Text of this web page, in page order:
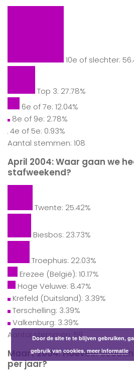
10e of slechter:
Top 3: 27.78%
6e of 7e: 12.04%
8e of 9e: 2.78%
4e of 5e: 0.93%
Aantal stemmen: 108
April 2004: Waar gaan we
stafweekend?
Twente: 25.42%
Biesbos: 23.73%
Troephuis: 22.03%
Erezee (België): 10.17%
Hoge Veluwe: 8.47%
Krefeld (Duitsland): 3.39%
Terschelling: 3.39%
Valkenburg: 3.39%
Aantal stemmen: 59
Maart 2004: Hoeveel
per jaar?
Door de site te te blijven gebruiken,
gebruik van cookies.meer informatie